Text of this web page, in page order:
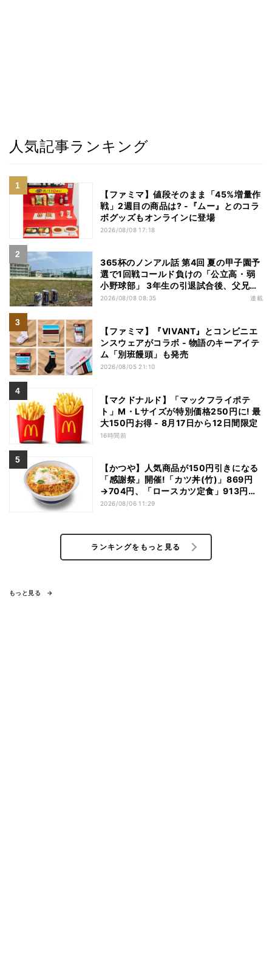
人気記事ランキング
【ファミマ】値段そのまま「45%増量作
戦」2週目の商品は? -『ムー』とのコラ
ボグッズもオンラインに登場
2026/08/08 17:18
365杯のノンアル話 第4回 夏の甲子園予
選で1回戦コールド負けの「公立高・弱
小野球部」 3年生の引退試合後、父兄
が“現場”で取り出したのは……
2026/08/08 08:35 連載
【ファミマ】『VIVANT』とコンビニエ
ンスウェアがコラボ - 物語のキーアイテ
ム「別班饅頭」も発売
2026/08/05 21:10
【マクドナルド】「マックフライポテ
ト」M・Lサイズが特別価格250円に! 最
大150円お得 - 8月17日から12日間限定
16時間前
【かつや】人気商品が150円引きになる
「感謝祭」開催!「カツ丼(竹)」869円
→704円、「ロースカツ定食」913円
→748円に - 8日間限定
2026/08/06 11:29
ランキングをもっと見る
もっと見る